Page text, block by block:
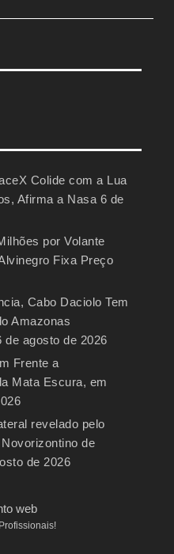
Colide com a Lua
Afirma a Nasa 6 de
por Volante
Fixa Preço
Cabo Daciolo Tem
Amazonas
de agosto de 2026
Frente a
Mata Escura, em
revelado pelo
de
de 2026